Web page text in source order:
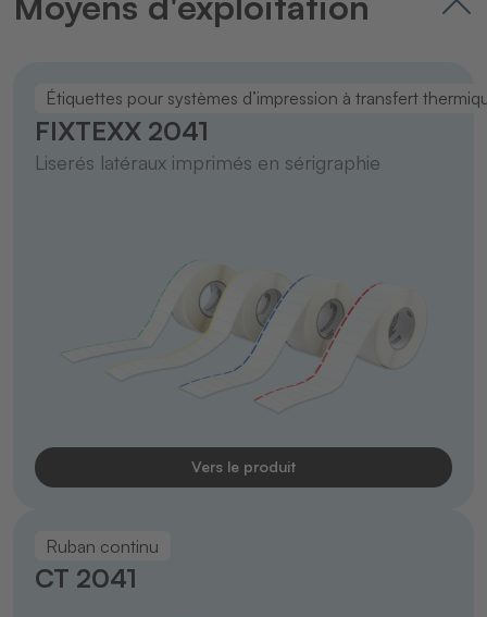
Étiquettes pour systèmes d’impression à transfert
FIXTEXX 2041
Liserés latéraux imprimés en sérigraphie
Vers le produit
Ruban continu
CT 2041